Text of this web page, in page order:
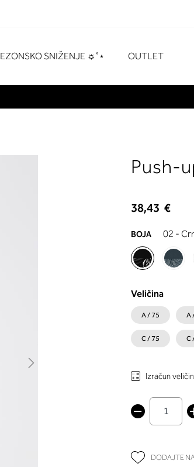
SNIŽENJE ☼˚⋆ OUTLET
Push-
38,43 €
BOJA 02 -
Veličina
A / 75 A
C / 75 C
Izračun
DODAJTE